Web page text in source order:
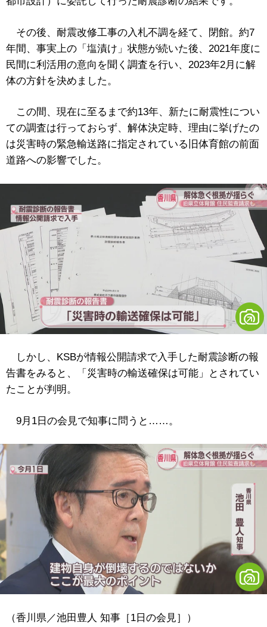
その後、耐震改修工事の入札不調を経て、閉館。約7
年間、事実上の「塩漬け」状態が続いた後、2021年度に
民間に利活用の意向を聞く調査を行い、2023年2月に解
体の方針を決めました。
この間、現在に至るまで約13年、新たに耐震性につい
ての調査は行っておらず、解体決定時、理由に挙げたの
は災害時の緊急輸送路に指定されている旧体育館の前面
道路への影響でした。
しかし、KSBが情報公開請求で入手した耐震診断の報
告書をみると、「災害時の輸送確保は可能」とされてい
たことが判明。
9月1日の会見で知事に問うと……。
（香川県／池田豊人 知事［1日の会見］）